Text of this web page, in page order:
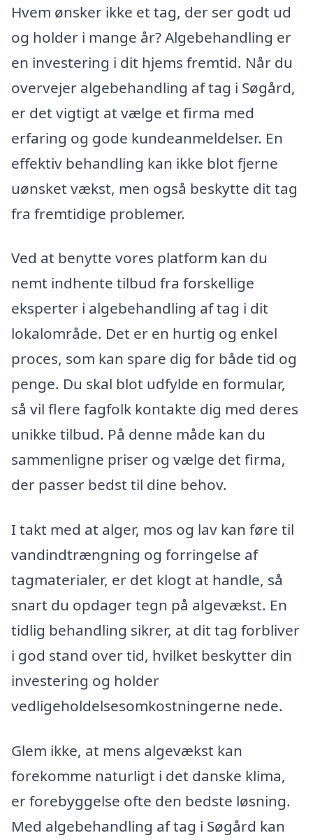
Hvem ønsker ikke et tag, der ser godt ud
og holder i mange år? Algebehandling er
en investering i dit hjems fremtid. Når du
overvejer algebehandling af tag i Søgård,
er det vigtigt at vælge et firma med
erfaring og gode kundeanmeldelser. En
effektiv behandling kan ikke blot fjerne
uønsket vækst, men også beskytte dit tag
fra fremtidige problemer.
Ved at benytte vores platform kan du
nemt indhente tilbud fra forskellige
eksperter i algebehandling af tag i dit
lokalområde. Det er en hurtig og enkel
proces, som kan spare dig for både tid og
penge. Du skal blot udfylde en formular,
så vil flere fagfolk kontakte dig med deres
unikke tilbud. På denne måde kan du
sammenligne priser og vælge det firma,
der passer bedst til dine behov.
I takt med at alger, mos og lav kan føre til
vandindtrængning og forringelse af
tagmaterialer, er det klogt at handle, så
snart du opdager tegn på algevækst. En
tidlig behandling sikrer, at dit tag forbliver
i god stand over tid, hvilket beskytter din
investering og holder
vedligeholdelsesomkostningerne nede.
Glem ikke, at mens algevækst kan
forekomme naturligt i det danske klima,
er forebyggelse ofte den bedste løsning.
Med algebehandling af tag i Søgård kan